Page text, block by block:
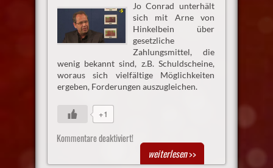
Jo Conrad unterhält
sich mit Arne von
Hinkelbein über
gesetzliche
Zahlungsmittel, die
wenig bekannt sind, z.B. Schuldscheine,
woraus sich vielfältige Möglichkeiten
ergeben, Forderungen auszugleichen.
+1
Kommentare deaktiviert!
weiterlesen>>